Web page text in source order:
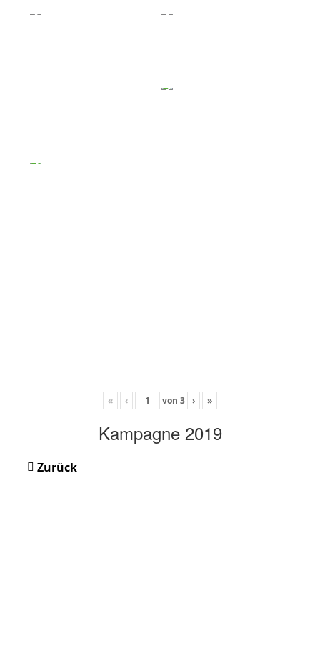
« ‹ von 3 › »
Kampagne 2019
Zurück